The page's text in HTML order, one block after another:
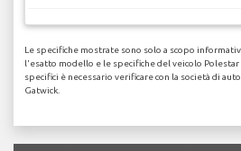
Le specifiche mostrate sono solo a scopo
l'esatto modello e le specifiche del veicolo Polestar
specifici è necessario verificare con la società di
Gatwick.